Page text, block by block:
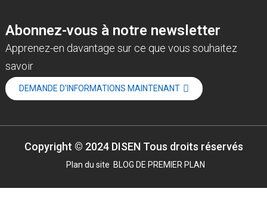
Abonnez-vous à notre newsletter
Apprenez-en davantage sur ce que vous souhaitez
savoir
DEMANDE D'INFORMATIONS MAINTENANT
Copyright © 2024 DISEN Tous droits réservés
Plan du site BLOG DE PREMIER PLAN